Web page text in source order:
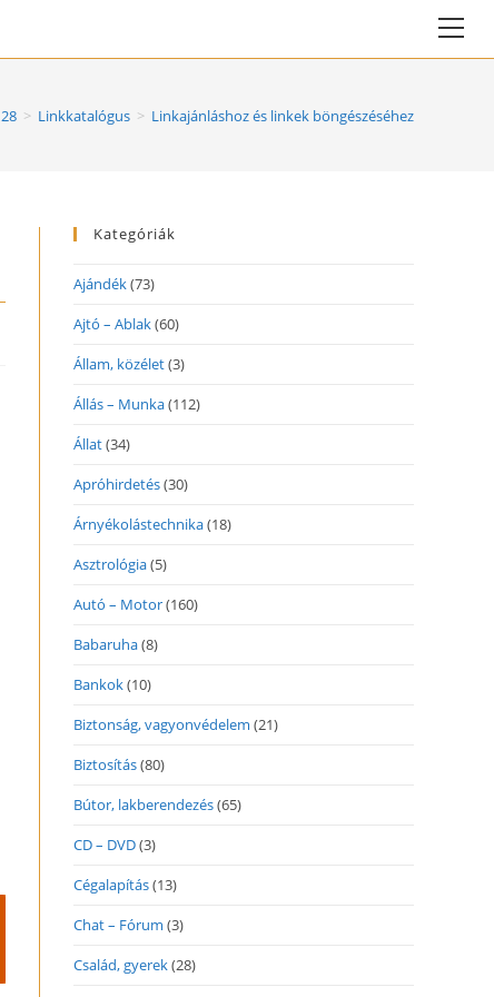
28 > Linkkatalógus > Linkajánláshoz és linkek böngészéséhez
Kategóriák
Ajándék(73)
Ajtó – Ablak(60)
Állam, közélet(3)
Állás – Munka(112)
Állat(34)
Apróhirdetés(30)
Árnyékolástechnika(18)
Asztrológia(5)
Autó – Motor(160)
Babaruha(8)
Bankok(10)
Biztonság, vagyonvédelem (21)
Biztosítás(80)
Bútor, lakberendezés(65)
CD – DVD(3)
Cégalapítás(13)
Chat – Fórum (3)
Család, gyerek(28)